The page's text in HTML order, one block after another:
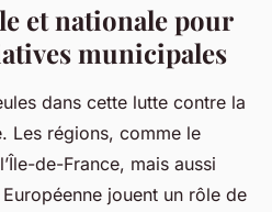
et nationale pour
municipales
dans cette lutte contre la
Les régions, comme le
de-France, mais aussi
Européenne jouent un rôle de